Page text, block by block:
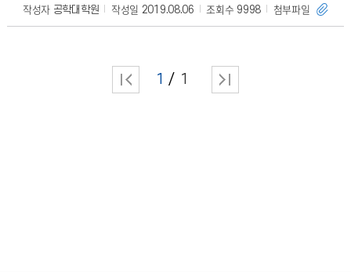
작성자 공학대학원 작성일 2019.08.06 조회수 9998 첨부파일
1 1